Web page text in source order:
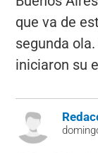
que va de
segunda
iniciaron su